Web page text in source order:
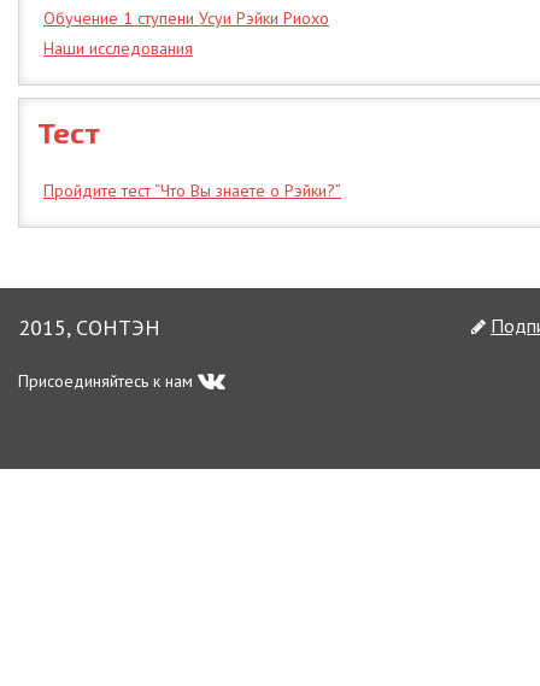
Обучение 1 ступени Усуи Рэйки Риохо
Наши исследования
Тест
Пройдите тест “Что Вы знаете о Рэйки?”
2015, СОНТЭН
Присоединяйтесь к нам